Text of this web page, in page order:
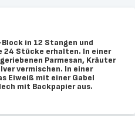
in 12 Stangen und
24 Stücke erhalten. In einer
Parmesan, Kräuter
vermischen. In einer
Eiweiß mit einer Gabel
mit Backpapier aus.